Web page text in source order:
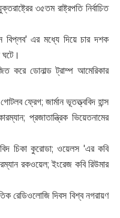
৩৫তম রাষ্ট্রপতি নির্বাচিত
বিপ্লব' এর মধ্যে দিয়ে চার দশক
করে ডোনাল্ড ট্রাম্প আমেরিকার
ফ্রেগ; জার্মান ভূতত্ত্ববিদ হান্স
প্রজাতান্ত্রিক ভিয়েতনামের
চিকা কুরোডা; ওয়েলস 'এর কবি
রকওয়েল; ইংরেজ কবি রিউমার
রেডিওলোজি দিবস বিশ্ব নগরায়ণ